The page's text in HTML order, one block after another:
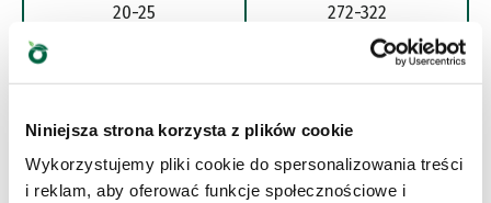
Niniejsza strona korzysta z plików cookie
Wykorzystujemy pliki cookie do spersonalizowania treści
i reklam, aby oferować funkcje społecznościowe i
20-25 272-322
30-35 369-414
35-40 414-457